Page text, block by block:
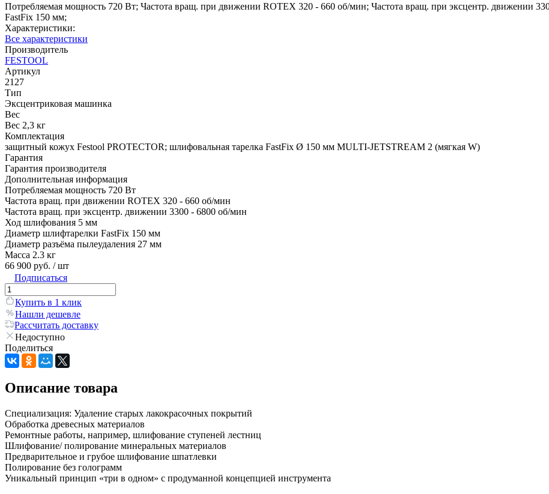
Потребляемая мощность 720 Вт; Частота вращ. при движении ROTEX 320 - 660 об/мин; Частота вращ. при эксцентр. движении
FastFix 150 мм;
Характеристики:
Все характеристики
Производитель
FESTOOL
Артикул
2127
Тип
Эксцентриковая машинка
Вес
Вес 2,3 кг
Комплектация
защитный кожух Festool PROTECTOR; шлифовальная тарелка FastFix Ø 150 мм MULTI-JETSTREAM 2 (мягкая W)
Гарантия
Гарантия производителя
Дополнительная информация
Потребляемая мощность 720 Вт
Частота вращ. при движении ROTEX 320 - 660 об/мин
Частота вращ. при эксцентр. движении 3300 - 6800 об/мин
Ход шлифования 5 мм
Диаметр шлифтарелки FastFix 150 мм
Диаметр разъёма пылеудаления 27 мм
Масса 2.3 кг
66 900 руб. / шт
Подписаться
Купить в 1 клик
Нашли дешевле
Рассчитать доставку
Недоступно
Поделиться
Описание товара
Специализация: Удаление старых лакокрасочных покрытий
Обработка древесных материалов
Ремонтные работы, например, шлифование ступеней лестниц
Шлифование/ полирование минеральных материалов
Предварительное и грубое шлифование шпатлевки
Полирование без голограмм
Уникальный принцип «три в одном» с продуманной концепцией инструмента